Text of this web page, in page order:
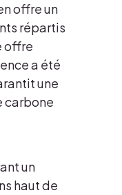
offre un
répartis
offre
a été
une
carbone
un
haut de